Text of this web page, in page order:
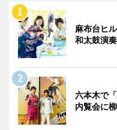
麻布台ヒ
和太鼓演
六本木で
内覧会に